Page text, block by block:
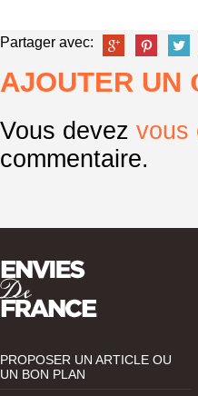
Partager avec:
AJOUTER UN
Vous devez vous
commentaire.
PROPOSER UN ARTICLE OU
UN BON PLAN